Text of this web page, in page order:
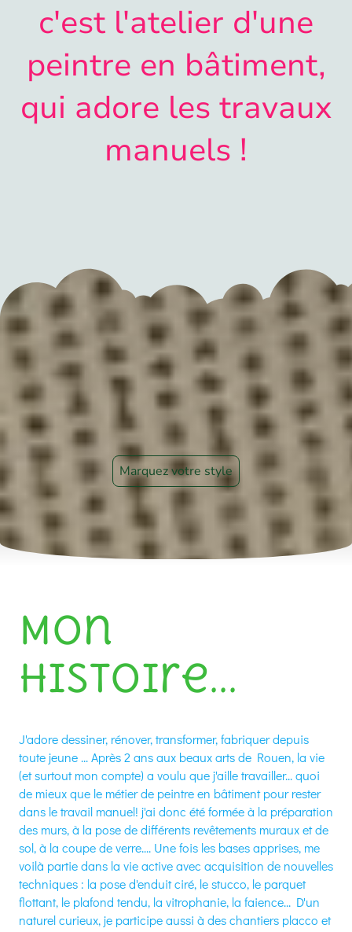
c'est l'atelier d'une
peintre en bâtiment,
qui adore les travaux
manuels !
Marquez votre style
Mon
histoire...
J'adore dessiner, rénover, transformer, fabriquer depuis
toute jeune ... Après 2 ans aux beaux arts de Rouen, la vie
(et surtout mon compte) a voulu que j'aille travailler... quoi
de mieux que le métier de peintre en bâtiment pour rester
dans le travail manuel! j'ai donc été formée à la préparation
des murs, à la pose de différents revêtements muraux et de
sol, à la coupe de verre.... Une fois les bases apprises, me
voilà partie dans la vie active avec acquisition de nouvelles
techniques : la pose d'enduit ciré, le stucco, le parquet
flottant, le plafond tendu, la vitrophanie, la faience... D'un
naturel curieux, je participe aussi à des chantiers placco et